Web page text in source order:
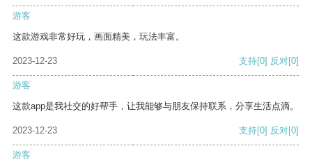
游客
这款游戏非常好玩，画面精美，玩法丰富。
2023-12-23 支持[0] 反对[0]
游客
这款app是我社交的好帮手，让我能够与朋友保持联系，分享生活点滴。
2023-12-23 支持[0] 反对[0]
游客